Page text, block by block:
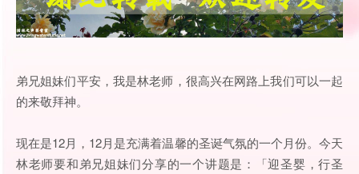
弟兄姐妹们平安，我是林老师，很高兴在网路上我们可以一起
的来敬拜神。
现在是12月，12月是充满着温馨的圣诞气氛的一个月份。今天
林老师要和弟兄姐妹们分享的一个讲题是：「迎圣婴，行圣